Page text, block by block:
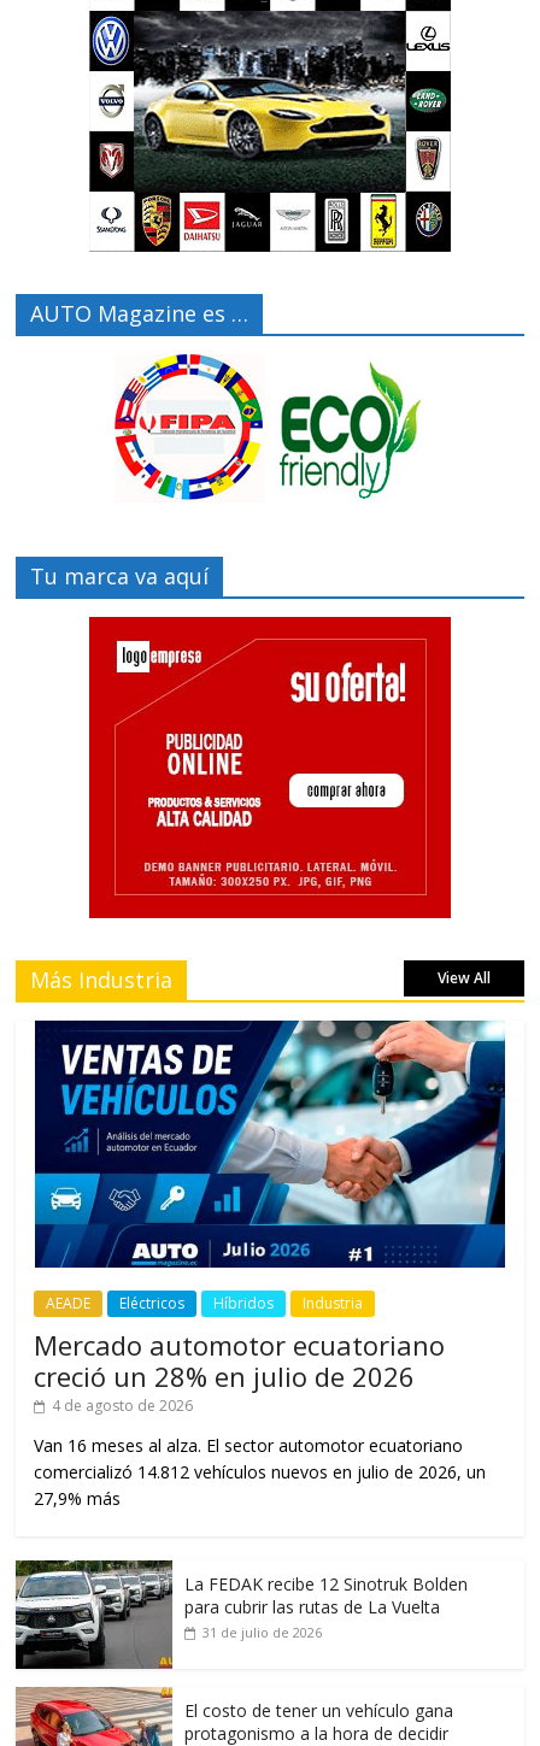
AUTO Magazine es …
Tu marca va aquí
Más Industria View All
AEADE Eléctricos Híbridos Industria
Mercado automotor ecuatoriano
creció un 28% en julio de 2026
4 de agosto de 2026
Van 16 meses al alza. El sector automotor ecuatoriano
comercializó 14.812 vehículos nuevos en julio de 2026, un
27,9% más
La FEDAK recibe 12 Sinotruk Bolden
para cubrir las rutas de La Vuelta
31 de julio de 2026
El costo de tener un vehículo gana
protagonismo a la hora de decidir